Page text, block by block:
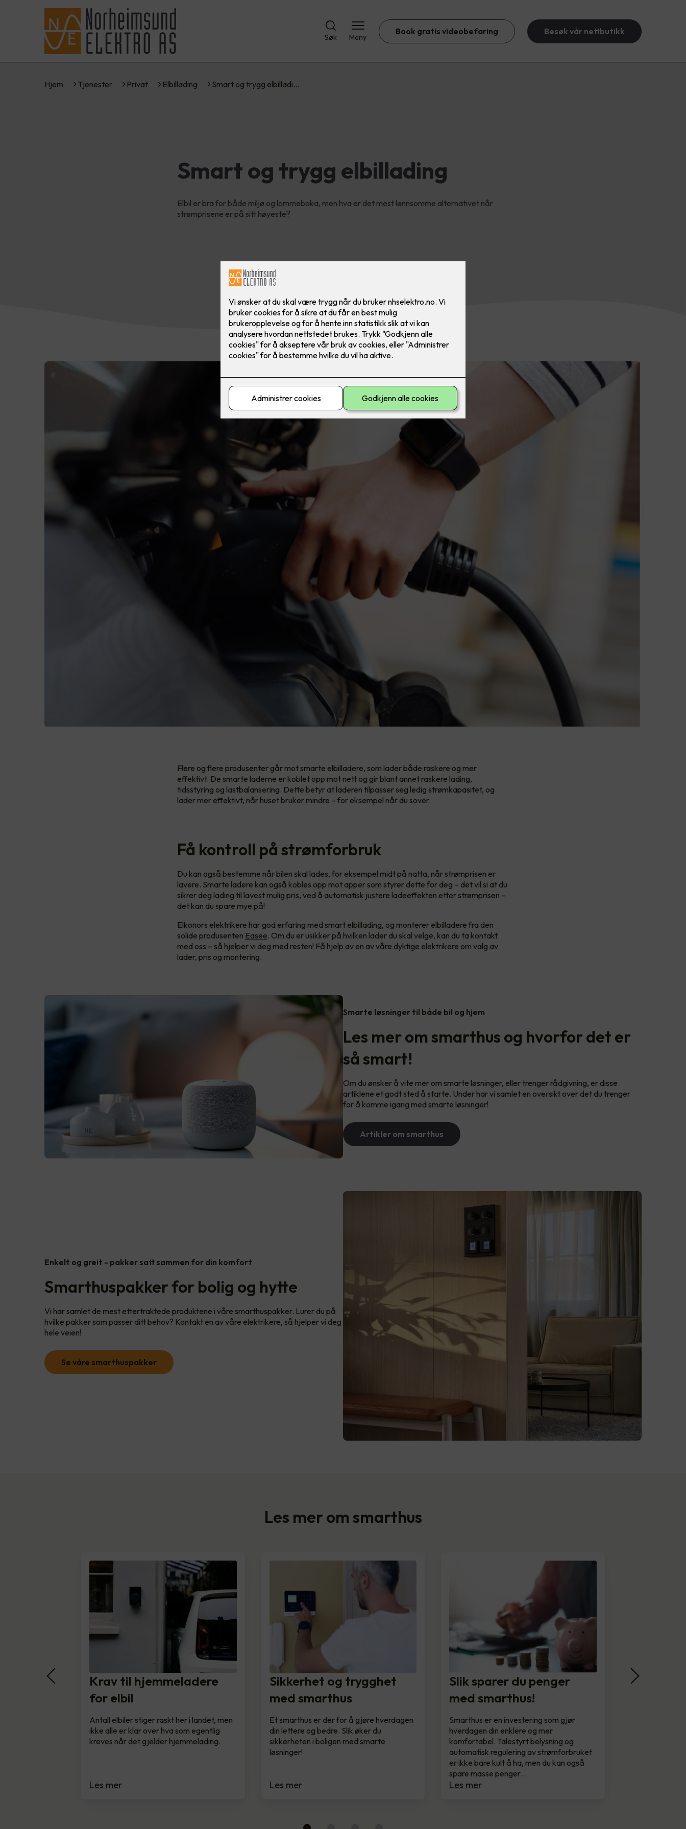
Søk Meny
Book gratis videobefaring Besøk vår nettbutikk
Hjem Tjenester Privat Elbillading Smart og trygg elbilladi…
Smart og trygg elbillading
Elbil er bra for både miljø og lommeboka, men hva er det mest lønnsomme alternativet når
strømprisene er på sitt høyeste?
Flere og flere produsenter går mot smarte elbilladere, som lader både raskere og mer
effektivt. De smarte laderne er koblet opp mot nett og gir blant annet raskere lading,
tidsstyring og lastbalansering. Dette betyr at laderen tilpasser seg ledig strømkapasitet, og
lader mer effektivt, når huset bruker mindre – for eksempel når du sover.
Få kontroll på strømforbruk
Du kan også bestemme når bilen skal lades, for eksempel midt på natta, når strømprisen er
lavere. Smarte ladere kan også kobles opp mot apper som styrer dette for deg – det vil si at du
sikrer deg lading til lavest mulig pris, ved å automatisk justere ladeeffekten etter strømprisen –
det kan du spare mye på!
Elkonors elektrikere har god erfaring med smart elbillading, og monterer elbilladere fra den
solide produsenten Easee. Om du er usikker på hvilken lader du skal velge, kan du ta kontakt
med oss – så hjelper vi deg med resten! Få hjelp av en av våre dyktige elektrikere om valg av
lader, pris og montering.
Smarte løsninger til både bil og hjem
Les mer om smarthus og hvorfor det er
så smart!
Om du ønsker å vite mer om smarte løsninger, eller trenger rådgivning, er disse
artiklene et godt sted å starte. Under har vi samlet en oversikt over det du trenger
for å komme igang med smarte løsninger!
Artikler om smarthus
Enkelt og greit - pakker satt sammen for din komfort
Smarthuspakker for bolig og hytte
Vi har samlet de mest ettertraktede produktene i våre smarthuspakker. Lurer du på
hvilke pakker som passer ditt behov? Kontakt en av våre elektrikere, så hjelper vi deg
hele veien!
Se våre smarthuspakker
Les mer om smarthus
Krav til hjemmeladere
for elbil
Antall elbiler stiger raskt her i landet, men
ikke alle er klar over hva som egentlig
kreves når det gjelder hjemmelading.
Les mer
Sikkerhet og trygghet
med smarthus
Et smarthus er der for å gjøre hverdagen
din lettere og bedre. Slik øker du
sikkerheten i boligen med smarte
løsninger!
Les mer
Slik sparer du penger
med smarthus!
Smarthus er en investering som gjør
hverdagen din enklere og mer
komfortabel. Talestyrt belysning og
automatisk regulering av strømforbruket
er ikke bare kult å ha, men du kan også
spare masse penger…
Les mer